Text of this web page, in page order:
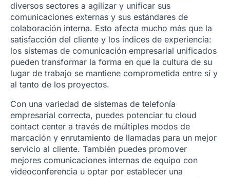
diversos sectores a agilizar y unificar sus
comunicaciones externas y sus estándares de
colaboración interna. Esto afecta mucho más que la
satisfacción del cliente y los índices de experiencia:
los sistemas de comunicación empresarial unificados
pueden transformar la forma en que la cultura de su
lugar de trabajo se mantiene comprometida entre sí y
al tanto de los proyectos.
Con una variedad de sistemas de telefonía
empresarial correcta, puedes potenciar tu cloud
contact center a través de múltiples modos de
marcación y enrutamiento de llamadas para un mejor
servicio al cliente. También puedes promover
mejores comunicaciones internas de equipo con
videoconferencia u optar por establecer una